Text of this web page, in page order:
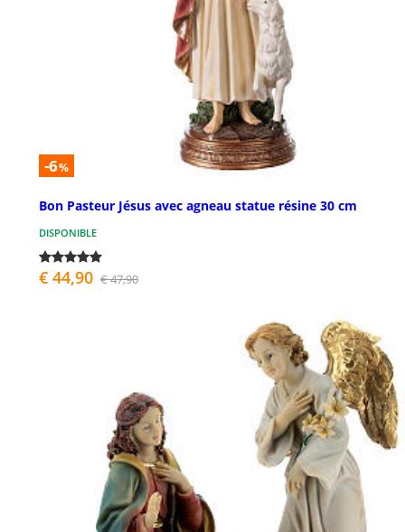
-6%
Bon Pasteur Jésus avec agneau statue résine 30 cm
DISPONIBLE
€ 44,90 € 47,90